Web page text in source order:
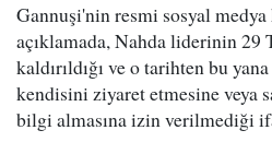
Gannuşi'nin resmi sosyal medya
açıklamada, Nahda liderinin 29
kaldırıldığı ve o tarihten bu
kendisini ziyaret etmesine veya
bilgi almasına izin verilmediği